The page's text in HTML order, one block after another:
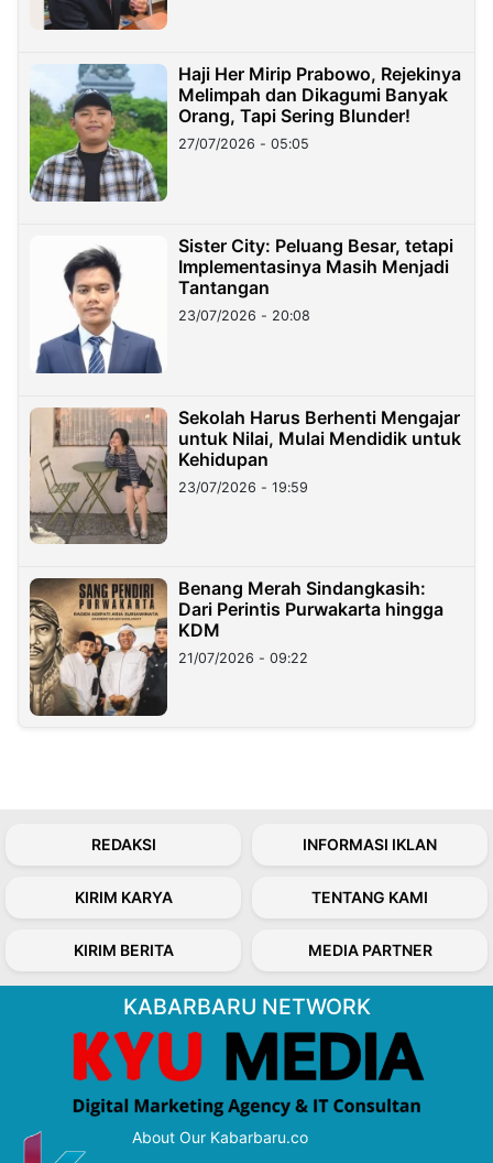
Haji Her Mirip Prabowo, Rejekinya
Melimpah dan Dikagumi Banyak
Orang, Tapi Sering Blunder!
27/07/2026 - 05:05
Sister City: Peluang Besar, tetapi
Implementasinya Masih Menjadi
Tantangan
23/07/2026 - 20:08
Sekolah Harus Berhenti Mengajar
untuk Nilai, Mulai Mendidik untuk
Kehidupan
23/07/2026 - 19:59
Benang Merah Sindangkasih:
Dari Perintis Purwakarta hingga
KDM
21/07/2026 - 09:22
REDAKSI INFORMASI IKLAN
KIRIM KARYA TENTANG KAMI
KIRIM BERITA MEDIA PARTNER
KABARBARU NETWORK
About Our Kabarbaru.co